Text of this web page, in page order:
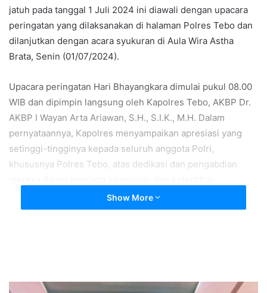
jatuh pada tanggal 1 Juli 2024 ini diawali dengan upacara
peringatan yang dilaksanakan di halaman Polres Tebo dan
dilanjutkan dengan acara syukuran di Aula Wira Astha
Brata, Senin (01/07/2024).
Upacara peringatan Hari Bhayangkara dimulai pukul 08.00
WIB dan dipimpin langsung oleh Kapolres Tebo, AKBP Dr.
AKBP I Wayan Arta Ariawan, S.H., S.I.K., M.H. Dalam
pernyataannya, Kapolres menyampaikan apresiasi yang
setinggi-tingginya kepada seluruh anggota Polri,
khususnya Polres Tebo, atas dedikasi dan pengabdian
masyarakat. Ia juga mengingatkan pentingnya terus
meningkatkan profesionalisme dan integritas dalam
Tebo. Acara syukuran ini dihadiri oleh jajaran Forkopimda
Show More